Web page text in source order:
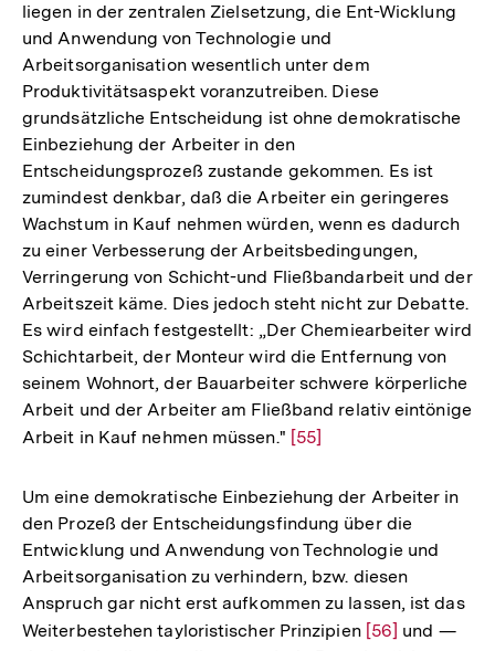
liegen in der zentralen Zielsetzung, die Ent-Wicklung
und Anwendung von Technologie und
Arbeitsorganisation wesentlich unter dem
Produktivitätsaspekt voranzutreiben. Diese
grundsätzliche Entscheidung ist ohne demokratische
Einbeziehung der Arbeiter in den
Entscheidungsprozeß zustande gekommen. Es ist
zumindest denkbar, daß die Arbeiter ein geringeres
Wachstum in Kauf nehmen würden, wenn es dadurch
zu einer Verbesserung der Arbeitsbedingungen,
Verringerung von Schicht-und Fließbandarbeit und der
Arbeitszeit käme. Dies jedoch steht nicht zur Debatte.
Es wird einfach festgestellt: „Der Chemiearbeiter wird
Schichtarbeit, der Monteur wird die Entfernung von
seinem Wohnort, der Bauarbeiter schwere körperliche
Arbeit und der Arbeiter am Fließband relativ eintönige
Arbeit in Kauf nehmen müssen." Zur
der
Fußnote
[55]
Um eine demokratische Einbeziehung der Arbeiter in
den Prozeß der Entscheidungsfindung über die
Entwicklung und Anwendung von Technologie und
Arbeitsorganisation zu verhindern, bzw. diesen
Anspruch gar nicht erst aufkommen zu lassen, ist das
Weiterbestehen tayloristischer Prinzipien Zur
[56] und —